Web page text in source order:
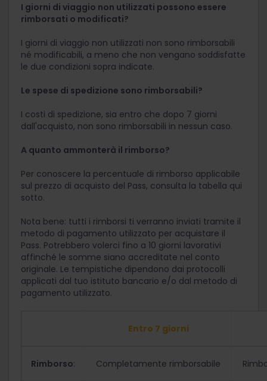
I giorni di viaggio non utilizzati possono essere
rimborsati o modificati?
I giorni di viaggio non utilizzati non sono rimborsabili
né modificabili, a meno che non vengano soddisfatte
le due condizioni sopra indicate.
Le spese di spedizione sono rimborsabili?
I costi di spedizione, sia entro che dopo 7 giorni
dall'acquisto, non sono rimborsabili in nessun caso.
A quanto ammonterà il rimborso?
Per conoscere la percentuale di rimborso applicabile
sul prezzo di acquisto del Pass, consulta la tabella qui
sotto.
Nota bene: tutti i rimborsi ti verranno inviati tramite il
metodo di pagamento utilizzato per acquistare il
Pass. Potrebbero volerci fino a 10 giorni lavorativi
affinché le somme siano accreditate nel conto
originale. Le tempistiche dipendono dai protocolli
applicati dal tuo istituto bancario e/o dal metodo di
pagamento utilizzato.
Entro 7 giorni
Rimborso: Completamente rimborsabile